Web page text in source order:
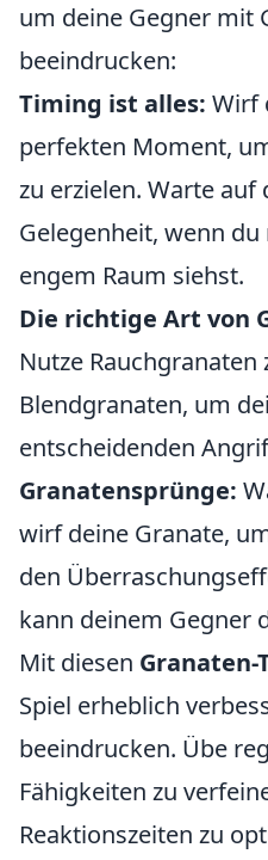
um deine Gegner mit
beeindrucken:
Timing ist alles: Wirf
perfekten Moment,
zu erzielen. Warte auf
Gelegenheit, wenn
engem Raum siehst.
Die richtige Art von
Nutze
Blendgranaten, um
entscheidenden
Granatensprünge:
wirf deine Granate,
den
kann deinem Gegner
Mit diesen Granaten-
Spiel erheblich
beeindrucken. Übe
Fähigkeiten zu
Reaktionszeiten zu